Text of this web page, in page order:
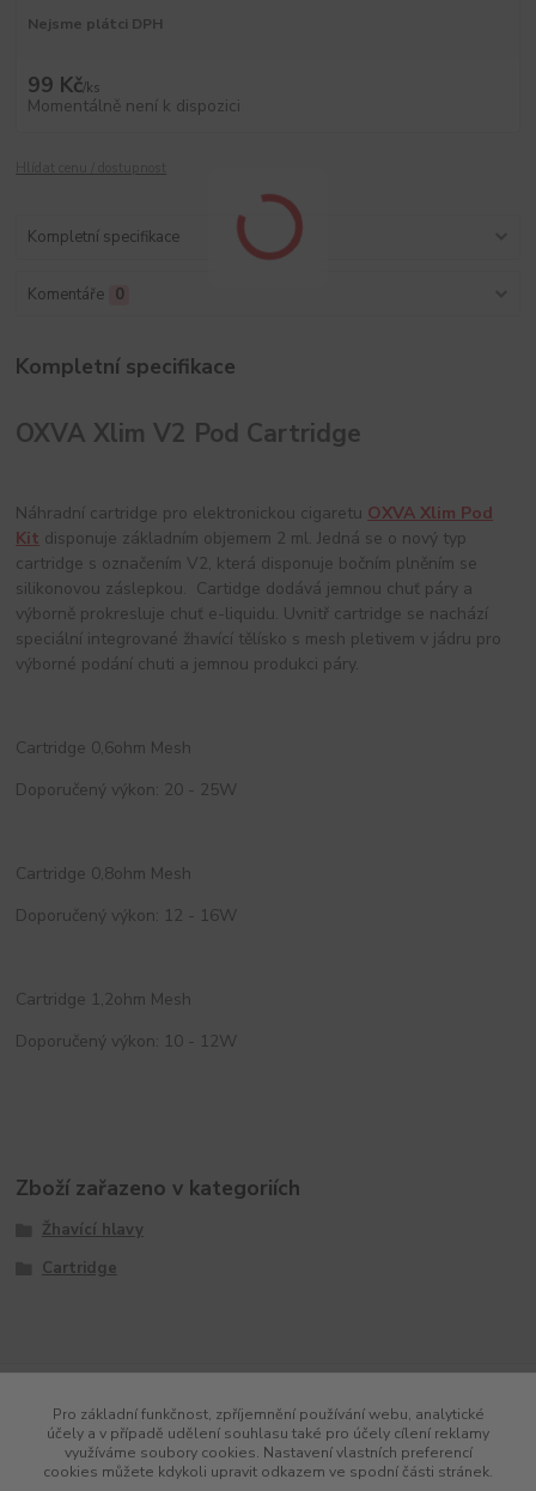
Nejsme plátci DPH
99 Kč/ks
Momentálně není k dispozici
Kompletní specifikace
Komentáře 0
Kompletní specifikace
OXVA Xlim V2 Pod Cartridge
Náhradní cartridge pro elektronickou cigaretu OXVA Xlim Pod
Kit disponuje základním objemem 2 ml. Jedná se o nový typ
cartridge s označením V2, která disponuje bočním plněním se
silikonovou záslepkou. Cartidge dodává jemnou chuť páry a
výborně prokresluje chuť e-liquidu. Uvnitř cartridge se nachází
speciální integrované žhavící tělísko s mesh pletivem v jádru pro
výborné podání chuti a jemnou produkci páry.
Cartridge 0,6ohm Mesh
Doporučený výkon: 20 - 25W
Cartridge 0,8ohm Mesh
Doporučený výkon: 12 - 16W
Cartridge 1,2ohm Mesh
Doporučený výkon: 10 - 12W
Zboží zařazeno v kategoriích
Žhavící hlavy
Cartridge
Pro základní funkčnost, zpříjemnění používání webu, analytické
účely a v případě udělení souhlasu také pro účely cílení reklamy
využíváme soubory cookies. Nastavení vlastních preferencí
cookies můžete kdykoli upravit odkazem ve spodní části stránek.